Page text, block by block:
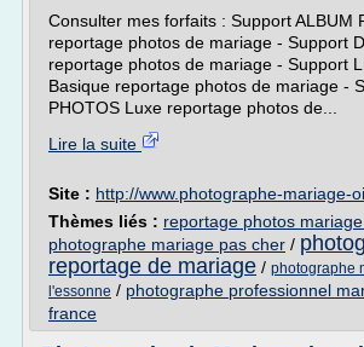
Consulter mes forfaits : Support ALBUM
reportage photos de mariage - Support
reportage photos de mariage - Support
Basique reportage photos de mariage -
PHOTOS Luxe reportage photos de...
Lire la suite
Site : http://www.photographe-mariage-
Thèmes liés : reportage photos
photographe mariage pas cher /
reportage de mariage / photographe
l'essonne / photographe professionnel
france